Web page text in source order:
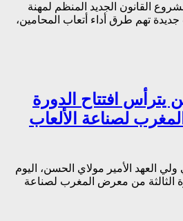
القانون الجديد المنظم لمهنة
تهم طرق أداء أتعاب المحامين،
يترأس افتتاح الدورة
لصناعة الألعاب
العهد الأمير مولاي الحسن، اليوم
الثالثة من معرض المغرب لصناعة